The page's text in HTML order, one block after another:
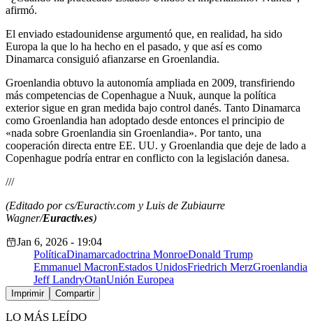
afirmó.
El enviado estadounidense argumentó que, en realidad, ha sido
Europa la que lo ha hecho en el pasado, y que así es como
Dinamarca consiguió afianzarse en Groenlandia.
Groenlandia obtuvo la autonomía ampliada en 2009, transfiriendo
más competencias de Copenhague a Nuuk, aunque la política
exterior sigue en gran medida bajo control danés. Tanto Dinamarca
como Groenlandia han adoptado desde entonces el principio de
«nada sobre Groenlandia sin Groenlandia». Por tanto, una
cooperación directa entre EE. UU. y Groenlandia que deje de lado a
Copenhague podría entrar en conflicto con la legislación danesa.
///
(Editado por cs/Euractiv.com y Luis de Zubiaurre
Wagner/Euractiv.es)
Jan 6, 2026 - 19:04
PolíticaDinamarcadoctrina MonroeDonald Trump
Emmanuel MacronEstados UnidosFriedrich MerzGroenlandia
Jeff LandryOtanUnión Europea
Imprimir Compartir
LO MÁS LEÍDO